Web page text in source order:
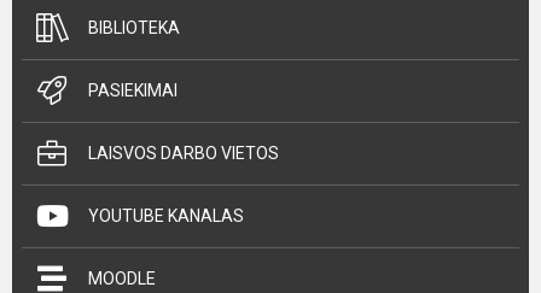
BIBLIOTEKA
PASIEKIMAI
LAISVOS DARBO VIETOS
YOUTUBE KANALAS
MOODLE